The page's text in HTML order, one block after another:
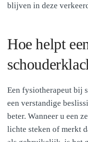
blijven in deze
Hoe helpt
Een fysiotherapeut bij
een verstandige
beter. Wanneer u een
lichte steken of merkt